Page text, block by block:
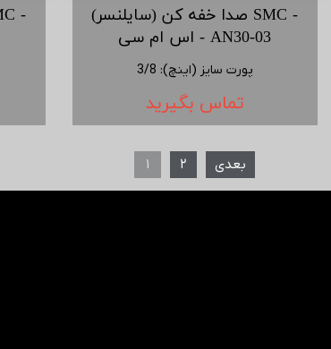
صدا خفه کن (سایلنسر) SMC -
اس ام سی - AN30-03
پورت سایز (اینچ):
3/8
تماس بگیرید
۱ ۲ بعدی